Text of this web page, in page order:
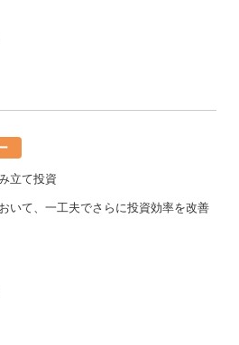
立て投資
いて、一工夫でさらに投資効率を改善